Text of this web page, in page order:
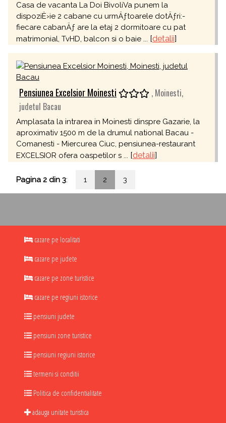
Casa de vacanta La Doi BivoliVa punem la
dispoziÈ›ie 2 cabane cu urmÄƒtoarele dotÄƒri:-
fiecare cabanÄƒ are la etaj 2 dormitoare cu pat
matrimonial, TvHD, balcon si o baie ... [detalii]
Pensiunea Excelsior Moinesti
, Moinesti,
judetul Bacau
Amplasata la intrarea in Moinesti dinspre Gazarie, la
aproximativ 1500 m de la drumul national Bacau -
Comanesti - Miercurea Ciuc, pensiunea-restaurant
EXCELSIOR ofera oaspetilor s ... [detalii]
Pagina 2 din 3: 1 2 3
cazare pe localitati
cazare pe judete
cazare pe zone turistice
cazare pe regiuni istorice
pensiuni judete
pensiuni zone turistice
pensiuni regiuni istorice
termeni si conditii
Politica de confidentialitate
adauga unitate turistica